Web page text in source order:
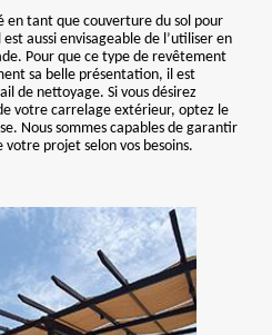
en tant que couverture du sol pour
aussi envisageable de l’utiliser en
Pour que ce type de revêtement
sa belle présentation, il est
de nettoyage. Si vous désirez
votre carrelage extérieur, optez le
Nous sommes capables de garantir
projet selon vos besoins.